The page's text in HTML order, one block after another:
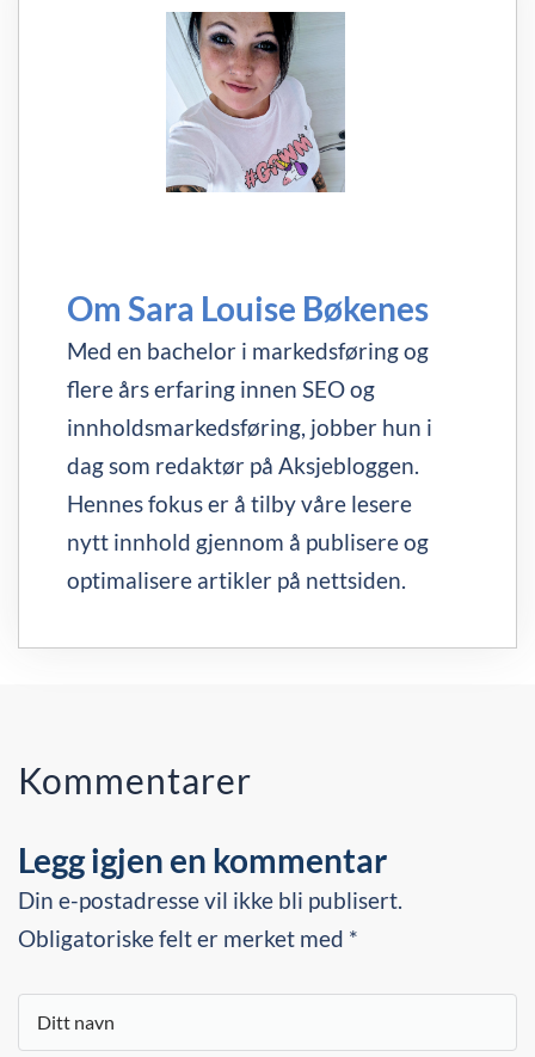
Om Sara Louise Bøkenes
Med en bachelor i markedsføring og
flere års erfaring innen SEO og
innholdsmarkedsføring, jobber hun i
dag som redaktør på Aksjebloggen.
Hennes fokus er å tilby våre lesere
nytt innhold gjennom å publisere og
optimalisere artikler på nettsiden.
Kommentarer
Legg igjen en kommentar
Din e-postadresse vil ikke bli publisert.
Obligatoriske felt er merket med *